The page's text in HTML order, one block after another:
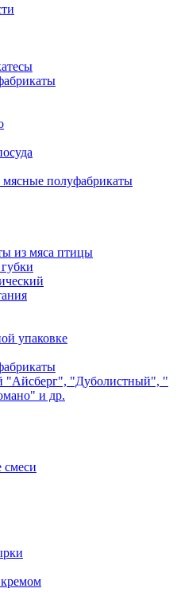
полуфабрикаты
из мяса птицы
упаковке
"Айсберг", "Дуболистный", "
и др.
смеси